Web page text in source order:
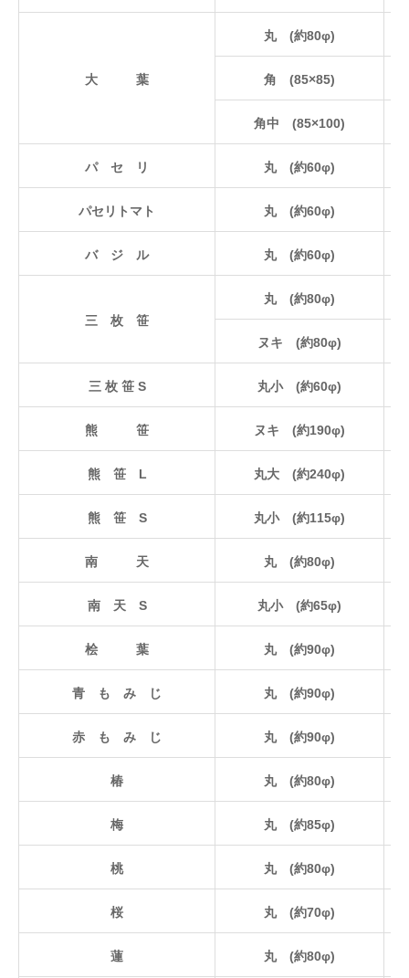
大 葉
丸 (約80φ)
角 (85×85)
角中 (85×100)
パ セ リ 丸 (約60φ)
パセリトマト 丸 (約60φ)
バ ジ ル 丸 (約60φ)
三 枚 笹
丸 (約80φ)
ヌキ (約80φ)
三 枚 笹 S 丸小 (約60φ)
熊 笹 ヌキ (約190φ)
熊 笹 L 丸大 (約240φ)
熊 笹 S 丸小 (約115φ)
南 天 丸 (約80φ)
南 天 S 丸小 (約65φ)
桧 葉 丸 (約90φ)
青 も み じ 丸 (約90φ)
赤 も み じ 丸 (約90φ)
椿 丸 (約80φ)
梅 丸 (約85φ)
桃 丸 (約80φ)
桜 丸 (約70φ)
蓮 丸 (約80φ)